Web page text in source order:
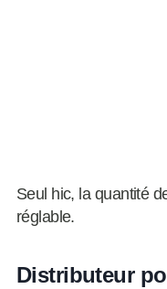
Seul hic, la quantité
réglable.
Distributeur